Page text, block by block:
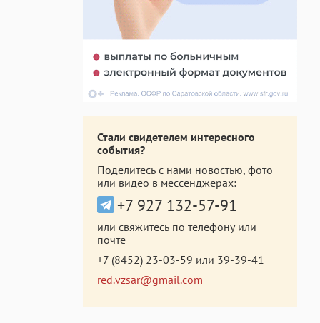
Стали свидетелем интересного
события?
Поделитесь с нами новостью, фото
или видео в мессенджерах:
+7 927 132-57-91
или свяжитесь по телефону или
почте
+7 (8452) 23-03-59 или 39-39-41
red.vzsar@gmail.com